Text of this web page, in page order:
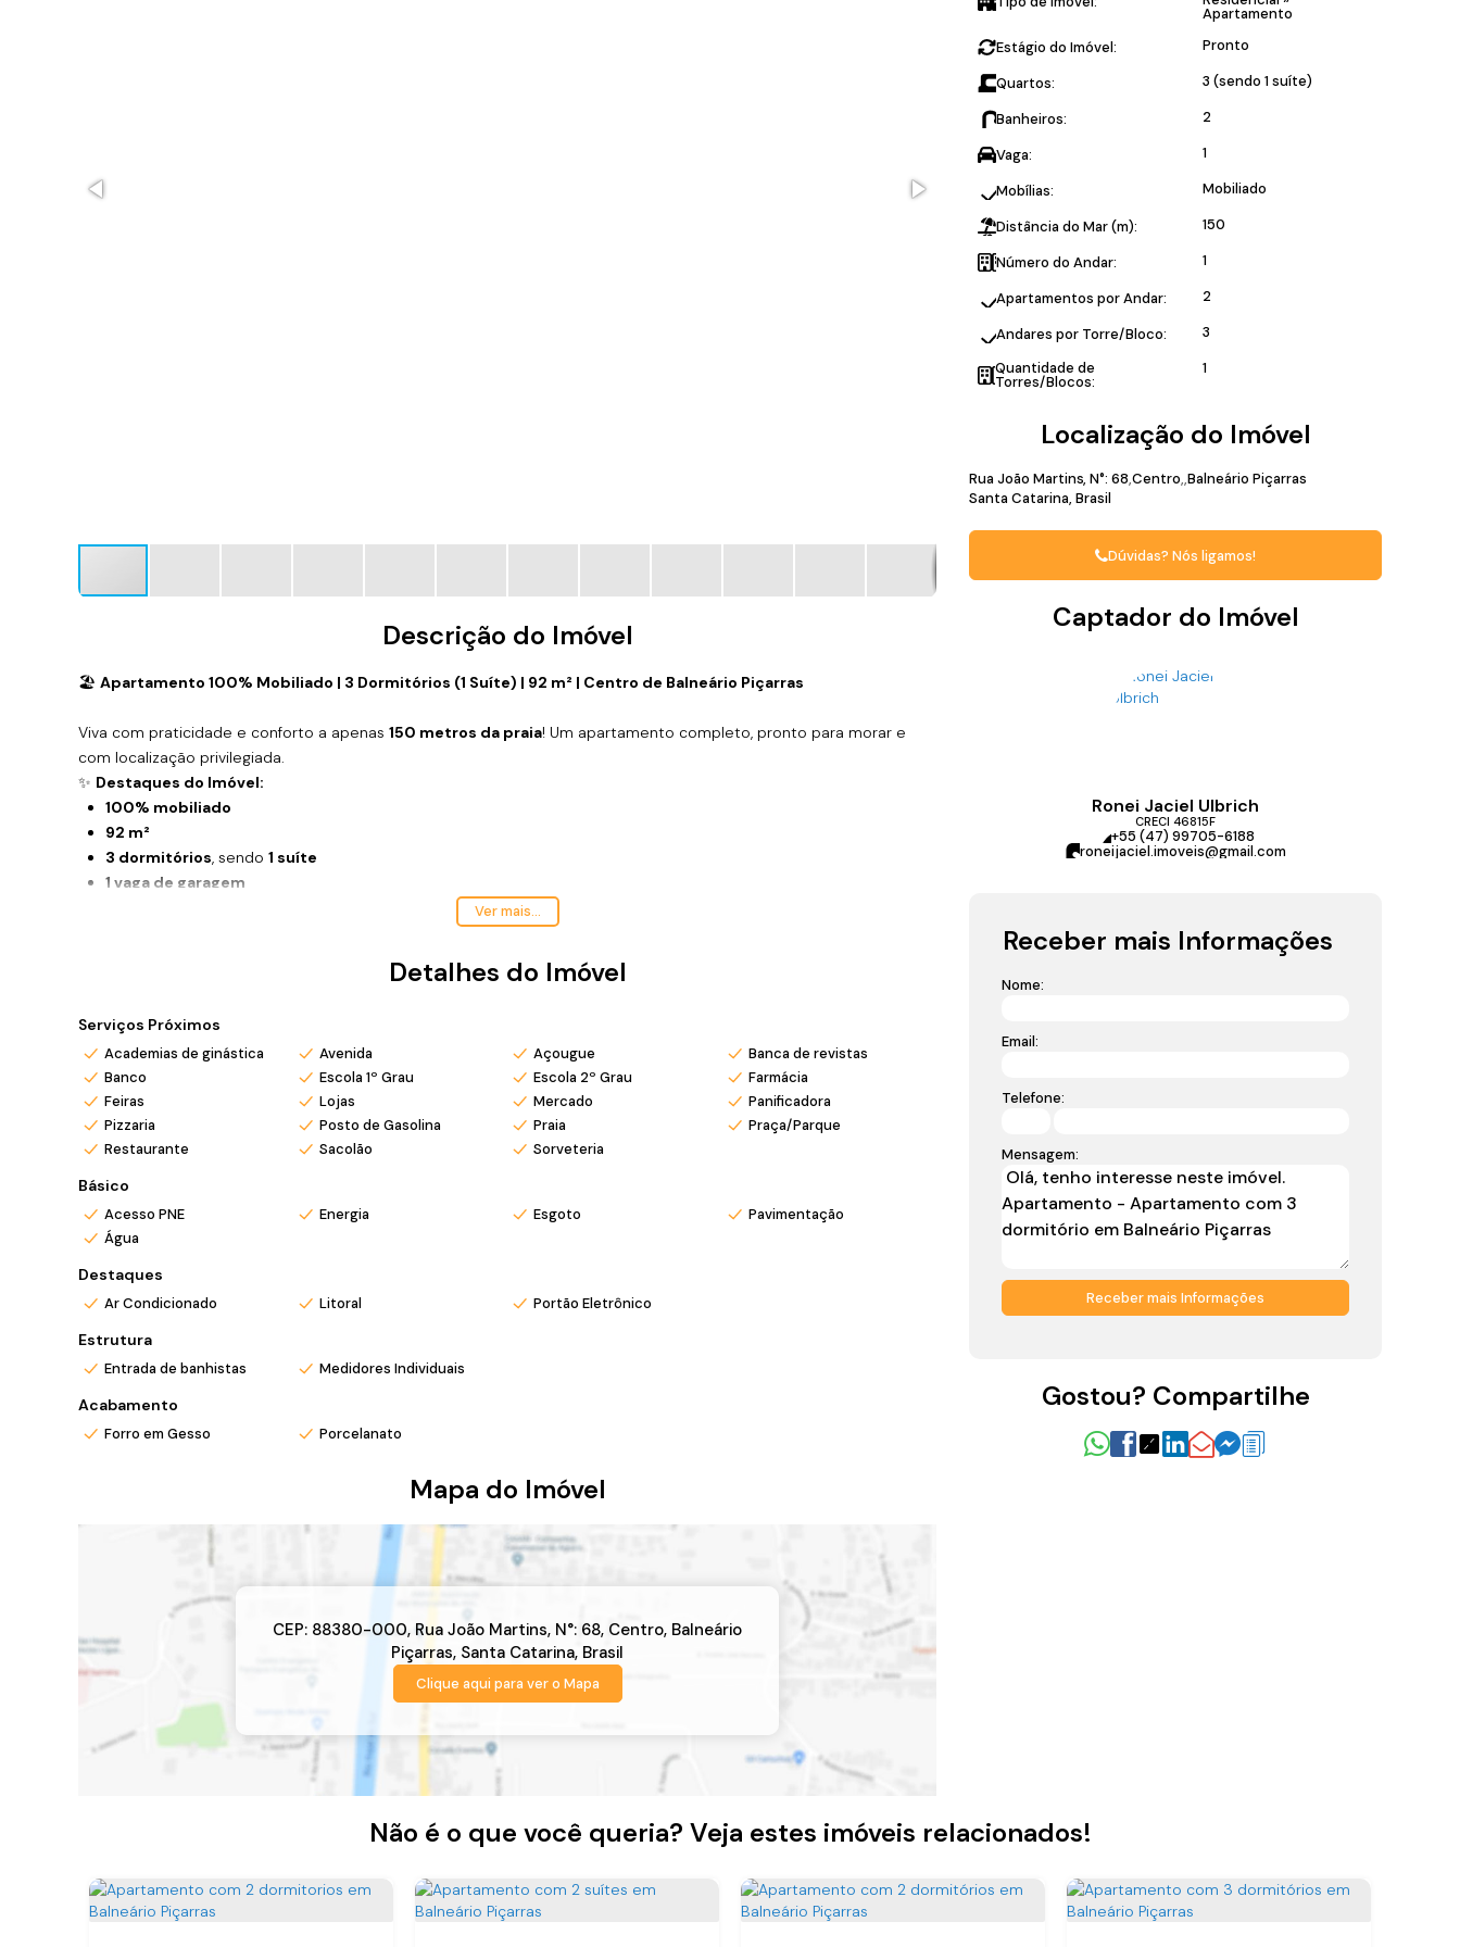
Descrição do Imóvel
🏖️ Apartamento 100% Mobiliado | 3 Dormitórios (1 Suíte) | 92 m² | Centro de Balneário Piçarras
Viva com praticidade e conforto a apenas 150 metros da praia! Um apartamento completo, pronto para morar e
com localização privilegiada.
✨ Destaques do Imóvel:
100% mobiliado
92 m²
3 dormitórios, sendo 1 suíte
1 vaga de garagem
, perto de mercados, restaurantes, farmácias, comércios e a poucos passos da orla.
Se você busca conforto, praticidade e proximidade com o mar, este é o imóvel ideal!
*Valor e disponibilidade sujeito a confirmação.
*Atendemos também em finais de semana e feriados com pré agendamento.
*Ligue ou envie WhatsApp (47) 9 9705-6188. Siga nosso Instagram @mar_negocios.imobiliarios
Ver mais...
Detalhes do Imóvel
Serviços Próximos
Academias de ginástica Avenida Açougue
Banca de revistas
Banco
Escola 1º Grau Escola 2º Grau
Farmácia
Feiras
Lojas Mercado
Panificadora
Pizzaria
Posto de Gasolina Praia
Praça/Parque
Restaurante
Sacolão Sorveteria
Básico
Acesso PNE Energia Esgoto
Pavimentação
Água
Destaques
Ar Condicionado Litoral Portão Eletrônico
Estrutura
Entrada de banhistas Medidores Individuais
Acabamento
Forro em Gesso Porcelanato
Mapa do Imóvel
CEP: 88380-000, Rua João Martins, N°: 68, Centro, Balneário
Piçarras, Santa Catarina, Brasil
Clique aqui para ver o Mapa
Apartamento
Estágio do Imóvel:
Pronto
Quartos: 3 (sendo 1 suíte)
Banheiros: 2
Vaga: 1
Mobílias: Mobiliado
Distância do Mar (m): 150
Número do Andar: 1
Apartamentos por Andar: 2
Andares por Torre/Bloco:
3
Quantidade de
Torres/Blocos:
1
Localização do Imóvel
Rua João Martins, N°: 68 Centro Balneário Piçarras
Santa Catarina, Brasil
Dúvidas? Nós ligamos!
Captador do Imóvel
Ronei Jaciel Ulbrich
CRECI 46815F
+55 (47) 99705-6188
roneijaciel.imoveis@gmail.com
Receber mais Informações
Nome:
Email:
Telefone:
Mensagem:
Gostou? Compartilhe
Não é o que você queria? Veja estes imóveis relacionados!